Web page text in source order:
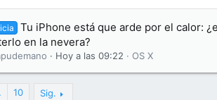
Tu iPhone está que arde por el calor:
en la nevera?
Hoy a las 09:22 OS X
10 Sig.